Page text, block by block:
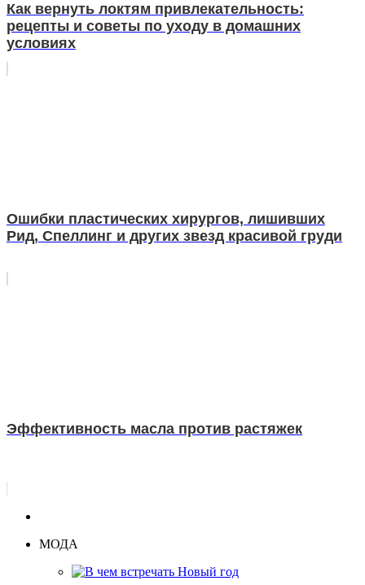
Как вернуть локтям привлекательность:
рецепты и советы по уходу в домашних
условиях
Ошибки пластических хирургов, лишивших
Рид, Спеллинг и других звезд красивой груди
Эффективность масла против растяжек
МОДА